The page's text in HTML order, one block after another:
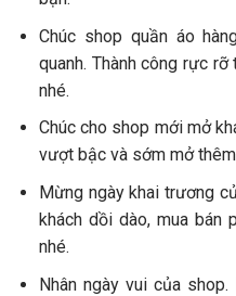
Chúc shop quần áo
quanh. Thành công rực
nhé.
Chúc cho shop mới mở
vượt bậc và sớm mở
Mừng ngày khai trương
khách dồi dào, mua bán
nhé.
Nhân ngày vui của